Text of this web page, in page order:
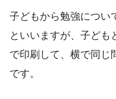
子どもから勉強につい
といいますが、子ども
で印刷して、横で同じ
です。